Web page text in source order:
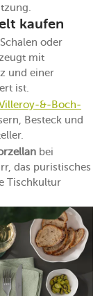
kaufen
oder
mit
und einer
ist.
&-Boch-
Besteck und
bei
das puristisches
Tischkultur